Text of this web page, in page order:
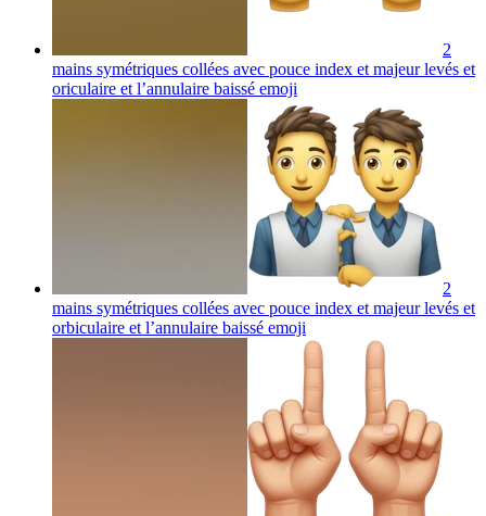
2
mains symétriques collées avec pouce index et majeur levés et
oriculaire et l’annulaire baissé emoji
2
mains symétriques collées avec pouce index et majeur levés et
orbiculaire et l’annulaire baissé emoji